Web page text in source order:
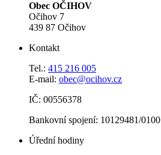
Obec OČIHOV
Očihov 7
439 87 Očihov
Kontakt
Tel.: 415 216 005
E-mail: obec@ocihov.cz
IČ: 00556378
Bankovní spojení: 10129481/0100
Úřední hodiny